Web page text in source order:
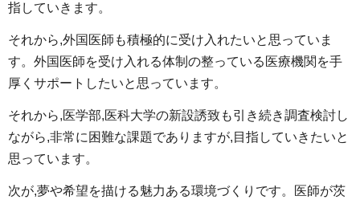
指していきます。
それから,外国医師も積極的に受け入れたいと思っていま
す。外国医師を受け入れる体制の整っている医療機関を手
厚くサポートしたいと思っています。
それから,医学部,医科大学の新設誘致も引き続き調査検討し
ながら,非常に困難な課題でありますが,目指していきたいと
思っています。
次が,夢や希望を描ける魅力ある環境づくりです。医師が茨